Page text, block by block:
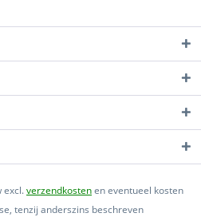
excl.verzendkostenen eventueel kosten
tenzij anderszins beschreven